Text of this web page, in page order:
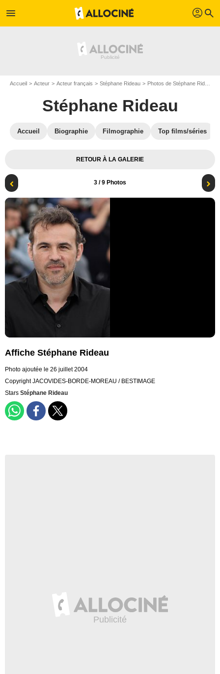
menu profil search
Accueil Acteur Acteur français Stéphane Rideau Photos de Stéphane Rideau
Stéphane Rideau
Accueil Biographie Filmographie Top films/séries
RETOUR À LA GALERIE
3 / 9 Photos
Affiche Stéphane Rideau
Photo ajoutée le 26 juillet 2004
Copyright JACOVIDES-BORDE-MOREAU / BESTIMAGE
Stars Stéphane Rideau